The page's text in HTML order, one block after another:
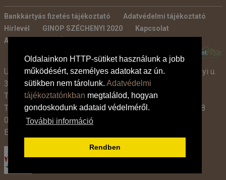
Oldalainkon HTTP-sütiket használunk a jobb
működésért, személyes adatokat az ún.
sütikben nem tárolunk. Adatvédelmi
tájékoztatónkban megtalálod, hogyan
gondoskodunk adataid védelméről.
További információ
Rendben
Bankkártyás fizetés tájékoztató
Adatvédelmi tájékoztató
Hírlevél
GINOP SZÉCHENYI 2020
Kapcsolat
Ajánlatkérés
Utazási Iroda -TdM Travel Tours Kft. 2600 Vác, Széchenyi u.
3-7.
Tel:
+36 30 331 3359
Tel:
+36 27 319 381, 319 382 (09:00-17:00-ig),
+36 1 408
0134 (09:00-15:00-ig)
E-mail: